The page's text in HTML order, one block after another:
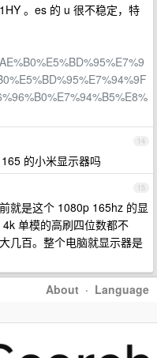
。es 的 u 很不稳定，特
14
的小米显示器吗
15
就是这个 1080p 165hz 的显
单模的高刷四位数都不
几百。整个电脑就显示器是
About · Language